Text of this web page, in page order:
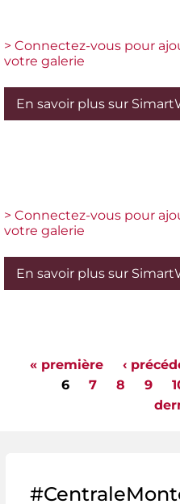
> Connectez-vous pour
votre galerie
En savoir plus sur
> Connectez-vous pour
votre galerie
En savoir plus sur
Pages
« première ‹
6
7 8 9